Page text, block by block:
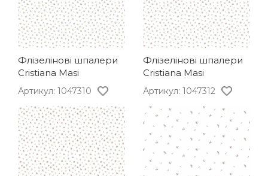
Флізелінові шпалери
Cristiana Masi
Артикул: 1047310
Флізелінові шпалери
Cristiana Masi
Артикул: 1047312